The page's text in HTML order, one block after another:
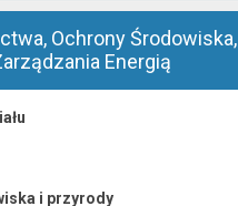
Ochrony Środowiska,
Energią
i przyrody